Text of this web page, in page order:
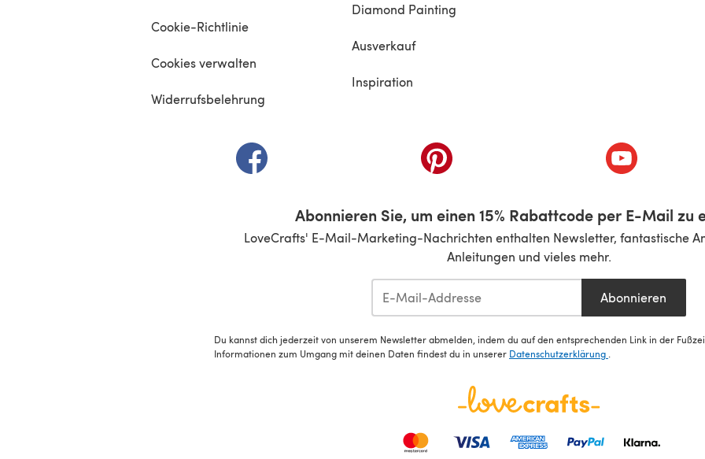
Cookie-Richtlinie
Cookies verwalten
Widerrufsbelehrung
Diamond Painting
Ausverkauf
Inspiration
(öffnet sich in einem neuen Tab)(öffnet sich in einem neuen Tab)(öffnet sich in
Abonnieren Sie, um einen 15% Rabattcode per E-Mail zu
LoveCrafts' E-Mail-Marketing-Nachrichten enthalten Newsletter, fantastische
Anleitungen und vieles mehr.
Abonnieren
Du kannst dich jederzeit von unserem Newsletter abmelden, indem du auf den entsprechenden Link in der
Informationen zum Umgang mit deinen Daten findest du in unserer Datenschutzerklärung .